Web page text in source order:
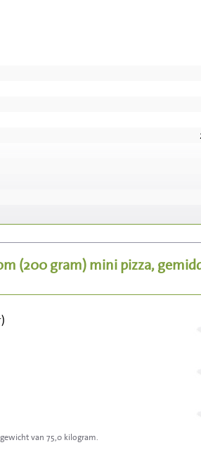
(200 gram)mini pizza,
van 75,0 kilogram.